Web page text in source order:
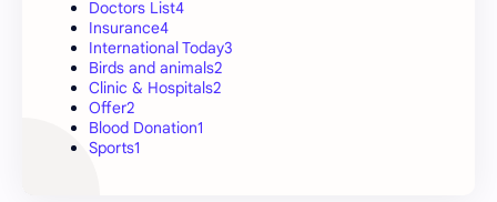
Doctors List4
Insurance4
International Today3
Birds and animals2
Clinic & Hospitals2
Offer2
Blood Donation1
Sports1